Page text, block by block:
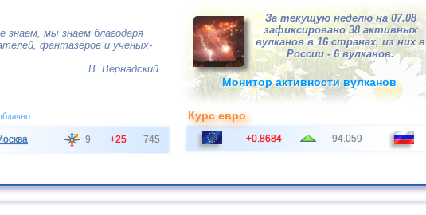
знаем, мы знаем благодаря
фантазеров и ученых-
В. Вернадский
За текущую неделю на 07.08
зафиксировано 38 активных
вулканов в 16 странах, из них в
России - 6 вулканов.
Монитор активности вулканов
9 +25 745
Курс евро
+0.8684 94.059